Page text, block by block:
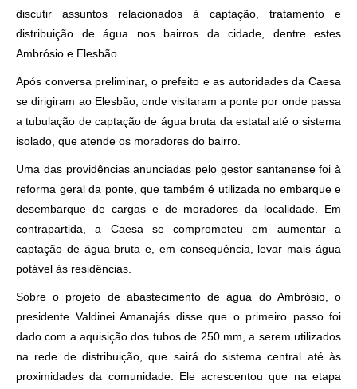
discutir assuntos relacionados à captação, tratamento e
distribuição de água nos bairros da cidade, dentre estes
Ambrósio e Elesbão.
Após conversa preliminar, o prefeito e as autoridades da Caesa
se dirigiram ao Elesbão, onde visitaram a ponte por onde passa
a tubulação de captação de água bruta da estatal até o sistema
isolado, que atende os moradores do bairro.
Uma das providências anunciadas pelo gestor santanense foi à
reforma geral da ponte, que também é utilizada no embarque e
desembarque de cargas e de moradores da localidade. Em
contrapartida, a Caesa se comprometeu em aumentar a
captação de água bruta e, em consequência, levar mais água
potável às residências.
Sobre o projeto de abastecimento de água do Ambrósio, o
presidente Valdinei Amanajás disse que o primeiro passo foi
dado com a aquisição dos tubos de 250 mm, a serem utilizados
na rede de distribuição, que sairá do sistema central até às
proximidades da comunidade. Ele acrescentou que na etapa